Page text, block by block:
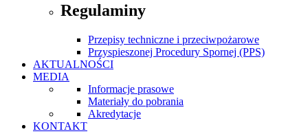
Regulaminy
Przepisy techniczne i przeciwpożarowe
Przyspieszonej Procedury Spornej (PPS)
AKTUALNOŚCI
MEDIA
Informacje prasowe
Materiały do pobrania
Akredytacje
KONTAKT